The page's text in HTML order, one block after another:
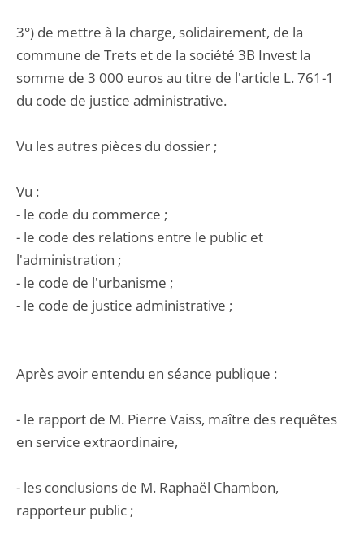
3°) de mettre à la charge, solidairement, de la
commune de Trets et de la société 3B Invest la
somme de 3 000 euros au titre de l'article L. 761-1
du code de justice administrative.
Vu les autres pièces du dossier ;
Vu :
- le code du commerce ;
- le code des relations entre le public et
l'administration ;
- le code de l'urbanisme ;
- le code de justice administrative ;
Après avoir entendu en séance publique :
- le rapport de M. Pierre Vaiss, maître des requêtes
en service extraordinaire,
- les conclusions de M. Raphaël Chambon,
rapporteur public ;